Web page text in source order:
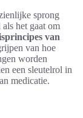
sprong
het gaat om
van
van hoe
worden
een sleutelrol in
medicatie.